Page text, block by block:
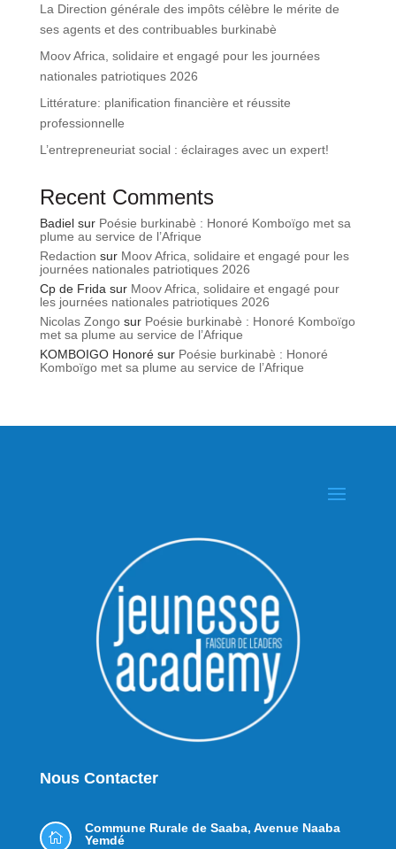
La Direction générale des impôts célèbre le mérite de
ses agents et des contribuables burkinabè
Moov Africa, solidaire et engagé pour les journées
nationales patriotiques 2026
Littérature: planification financière et réussite
professionnelle
L’entrepreneuriat social : éclairages avec un expert!
Recent Comments
Badielsur Poésie burkinabè : Honoré Komboïgo met sa
plume au service de l’Afrique
Redaction sur Moov Africa, solidaire et engagé pour les
journées nationales patriotiques 2026
Cp de Frida sur Moov Africa, solidaire et engagé pour
les journées nationales patriotiques 2026
Nicolas Zongosur Poésie burkinabè : Honoré Komboïgo
met sa plume au service de l’Afrique
KOMBOIGO Honorésur Poésie burkinabè : Honoré
Komboïgo met sa plume au service de l’Afrique
Nous Contacter

Commune Rurale de Saaba, Avenue Naaba
Yemdé